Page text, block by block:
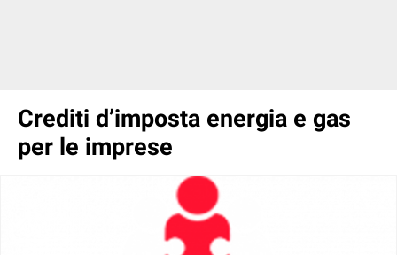
Crediti d’imposta energia e gas
per le imprese